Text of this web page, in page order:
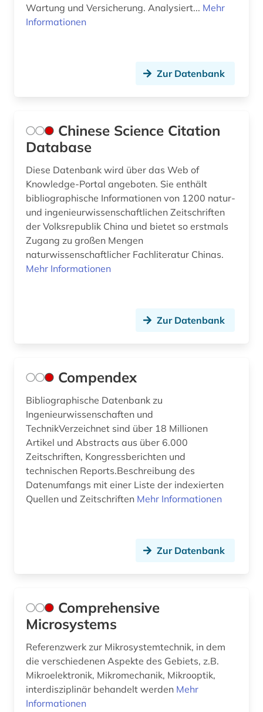
klimatechnisches handwerk (1)
kohle (1)
kommunikationstechnik (2)
konferenz (1)
kongress (3)
konstruktion (1)
kraftfahrzeugtechnik (2)
kunst (1)
kühlungstechnik (1)
laufrollen (1)
lehrfilm (1)
lehrfilme (1)
leichtbau (1)
lithografie (1)
luftfahrttechnik (3)
luftnachrichtendienst (2)
lüftungstechnik (1)
Wartung und Versicherung. Analysiert... Mehr
Informationen
Zur Datenbank
Chinese Science Citation
Database
Diese Datenbank wird über das Web of
Knowledge-Portal angeboten. Sie enthält
bibliographische Informationen von 1200 natur-
und ingenieurwissenschaftlichen Zeitschriften
der Volksrepublik China und bietet so erstmals
Zugang zu großen Mengen
naturwissenschaftlicher Fachliteratur Chinas.
Mehr Informationen
Zur Datenbank
Compendex
Bibliographische Datenbank zu
Ingenieurwissenschaften und
TechnikVerzeichnet sind über 18 Millionen
Artikel und Abstracts aus über 6.000
Zeitschriften, Kongressberichten und
technischen Reports.Beschreibung des
Datenumfangs mit einer Liste der indexierten
Quellen und Zeitschriften Mehr Informationen
Zur Datenbank
Comprehensive
Microsystems
Referenzwerk zur Mikrosystemtechnik, in dem
die verschiedenen Aspekte des Gebiets, z.B.
Mikroelektronik, Mikromechanik, Mikrooptik,
interdisziplinär behandelt werden Mehr
Informationen